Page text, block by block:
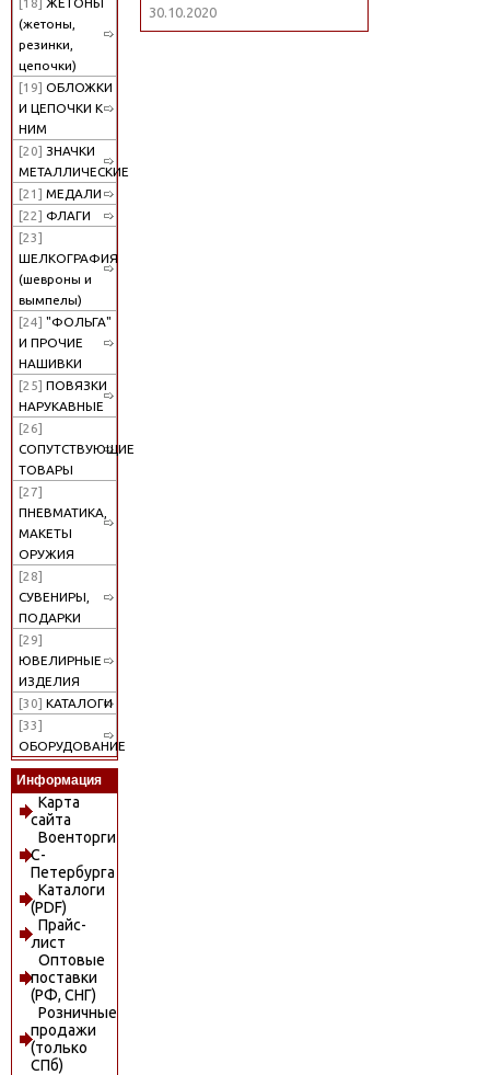
[18] ЖЕТОНЫ
(жетоны,
резинки,
цепочки)
[19] ОБЛОЖКИ
И ЦЕПОЧКИ К
НИМ
[20] ЗНАЧКИ
МЕТАЛЛИЧЕСКИЕ
[21] МЕДАЛИ
[22] ФЛАГИ
[23]
ШЕЛКОГРАФИЯ
(шевроны и
вымпелы)
[24] "ФОЛЬГА"
И ПРОЧИЕ
НАШИВКИ
[25] ПОВЯЗКИ
НАРУКАВНЫЕ
[26]
СОПУТСТВУЮЩИЕ
ТОВАРЫ
[27]
ПНЕВМАТИКА,
МАКЕТЫ
ОРУЖИЯ
[28]
СУВЕНИРЫ,
ПОДАРКИ
[29]
ЮВЕЛИРНЫЕ
ИЗДЕЛИЯ
[30] КАТАЛОГИ
[33]
ОБОРУДОВАНИЕ
Информация
Карта
сайта
Военторги
С-
Петербурга
Каталоги
(PDF)
Прайс-
лист
Оптовые
поставки
(РФ, СНГ)
Розничные
продажи
(только
СПб)
30.10.2020